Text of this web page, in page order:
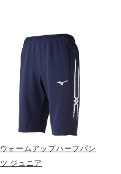
ウォームアップハーフパン
ツ ジュニア